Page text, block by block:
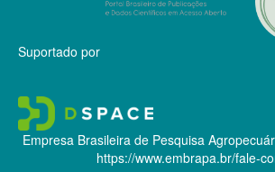
Suportado por
Empresa Brasileira de Pesquisa
https://www.embrapa.br/fale-